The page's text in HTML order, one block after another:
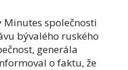
Minutes společnosti
bývalého ruského
generála
o faktu, že